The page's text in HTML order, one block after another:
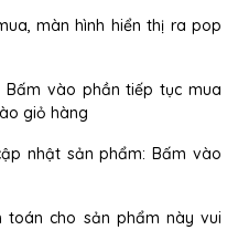
màn hình hiển thị ra pop
vào phần tiếp tục mua
giỏ hàng
nhật sản phẩm: Bấm vào
cho sản phẩm này vui